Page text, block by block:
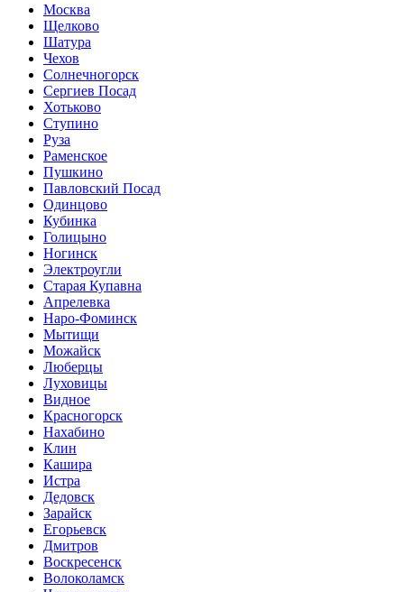
Москва
Щелково
Шатура
Чехов
Солнечногорск
Сергиев Посад
Хотьково
Ступино
Руза
Раменское
Пушкино
Павловский Посад
Одинцово
Кубинка
Голицыно
Ногинск
Электроугли
Старая Купавна
Апрелевка
Наро-Фоминск
Мытищи
Можайск
Люберцы
Луховицы
Видное
Красногорск
Нахабино
Клин
Кашира
Истра
Дедовск
Зарайск
Егорьевск
Дмитров
Воскресенск
Волоколамск